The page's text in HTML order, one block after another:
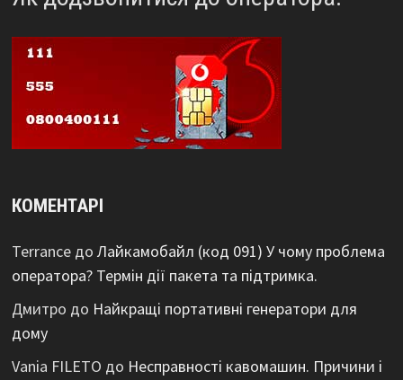
КОМЕНТАРІ
Terranceдо Лайкамобайл (код 091) У чому проблема
оператора? Термін дії пакета та підтримка.
Дмитро до Найкращі портативні генератори для
дому
Vania FILETO до Несправності кавомашин. Причини і